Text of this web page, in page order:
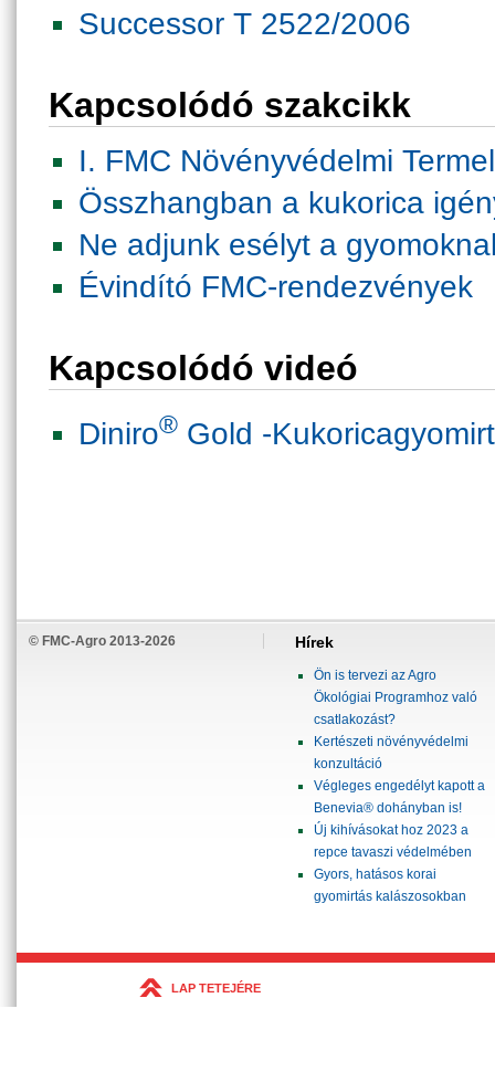
Successor T 2522/2006
Kapcsolódó szakcikk
I. FMC Növényvédelmi
Összhangban a kukorica
Ne adjunk esélyt a
Évindító FMC-rendezvények
Kapcsolódó videó
Diniro® Gold -
© FMC-Agro 2013-2026 Hírek
Ön is tervezi az Agro
Ökológiai Programhoz való
csatlakozást?
Kertészeti növényvédelmi
konzultáció
Végleges engedélyt kapott a
Benevia® dohányban is!
Új kihívásokat hoz 2023 a
repce tavaszi védelmében
Gyors, hatásos korai
gyomirtás kalászosokban
LAP TETEJÉRE